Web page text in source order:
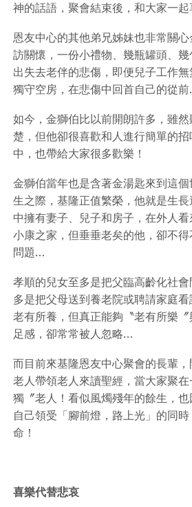
神的話語，聚會結束後，和大家一起
恩友中心的其他弟兄姊妹也非常關
訪關懷，一份小禮物、幾瓶罐頭、
出失去老伴的悲傷，即便兒子工作
獨守空房，在悲傷中回首自己的從
如今，金獅伯比以前開朗許多，雖
楚，但他卻很喜歡和人進行簡單的
中，也帶給大家很多歡樂！
金獅伯當年也是含著金湯匙來到這
生之際，基隆正值繁榮，他就是生
中擁有妻子、兒子和房子，在外人
小康之家，但垂垂老矣的他，卻不
問題…
孝順的兒女至多是把父臨高齡化社
多是把父母送到養老院或聘請家庭看
老有所養，但真正能夠〝老有所樂
足感，卻常常被人忽略…
而目前來基隆恩友中心聚會的長輩，
老人帶領老人來讀聖經，當大家聚
獨〞老人！看似風燭殘年的餘生，也
自己領受「腳前燈，路上光」的同
命！
喜樂代替悲哀